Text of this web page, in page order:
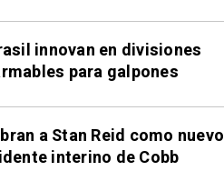
innovan en divisiones
para galpones
a Stan Reid como nuevo
interino de Cobb